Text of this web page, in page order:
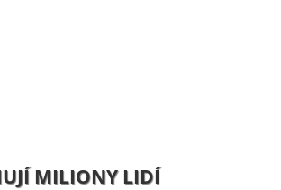
MILIONY LIDÍ